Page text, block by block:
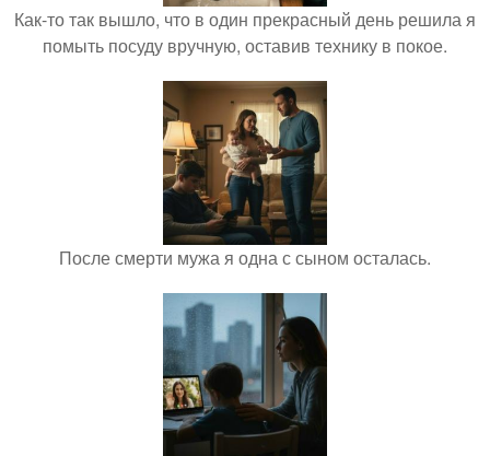
Как-то так вышло, что в один прекрасный день решила я
помыть посуду вручную, оставив технику в покое.
После смерти мужа я одна с сыном осталась.